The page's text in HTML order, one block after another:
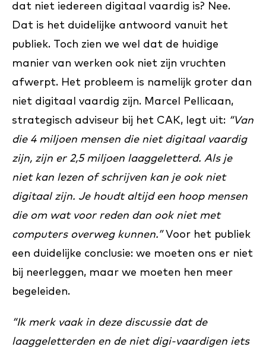
dat niet iedereen digitaal vaardig is? Nee.
Dat is het duidelijke antwoord vanuit het
publiek. Toch zien we wel dat de huidige
manier van werken ook niet zijn vruchten
afwerpt. Het probleem is namelijk groter dan
niet digitaal vaardig zijn. Marcel Pellicaan,
strategisch adviseur bij het CAK, legt uit: “Van
die 4 miljoen mensen die niet digitaal vaardig
zijn, zijn er 2,5 miljoen laaggeletterd. Als je
niet kan lezen of schrijven kan je ook niet
digitaal zijn. Je houdt altijd een hoop mensen
die om wat voor reden dan ook niet met
computers overweg kunnen.”Voor het publiek
een duidelijke conclusie: we moeten ons er niet
bij neerleggen, maar we moeten hen meer
begeleiden.
“Ik merk vaak in deze discussie dat de
laaggeletterden en de niet digi-vaardigen iets